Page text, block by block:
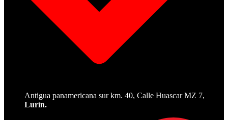
Antigua panamericana sur km. 40, Calle Huascar MZ 7,
Lurín.